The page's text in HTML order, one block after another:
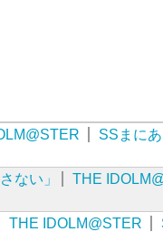
SSまに
ない」
THE
THE IDOLM@STER